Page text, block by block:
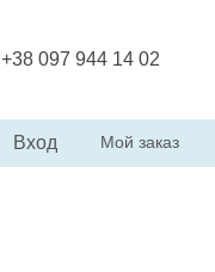
+38 097 944 14 02
Вход Мой заказ